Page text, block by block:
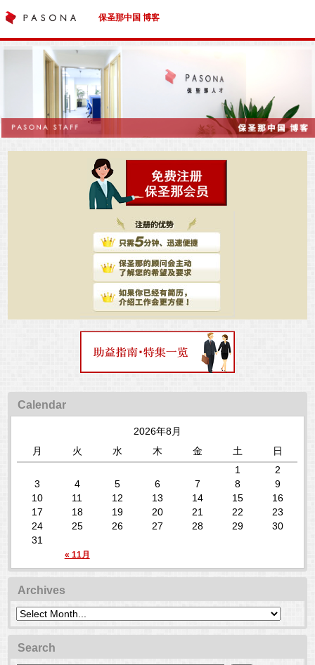
保圣那中国 博客
Calendar
2026年8月
月
火 水 木 金 土 日
« 11月
1
2
3
4 5 6 7 8
9
10
11 12 13 14 15
16
17
18 19 20 21 22
23
24
25 26 27 28 29
30
31
Archives
Search